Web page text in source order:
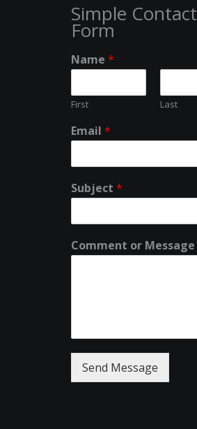
Simple Contact
Form
Name *
First Last
Email *
Subject *
Comment or Message
Send Message